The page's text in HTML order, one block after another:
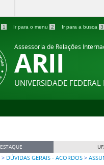
1 Ir para o menu 2 Ir para a busca 3
Assessoria de Relações
ARII
UNIVERSIDADE
> DÚVIDAS GERAIS - ACORDOS >